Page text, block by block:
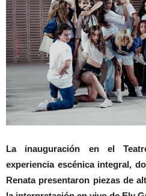
La inauguración en el
experiencia escénica integral,
Renata presentaron piezas de